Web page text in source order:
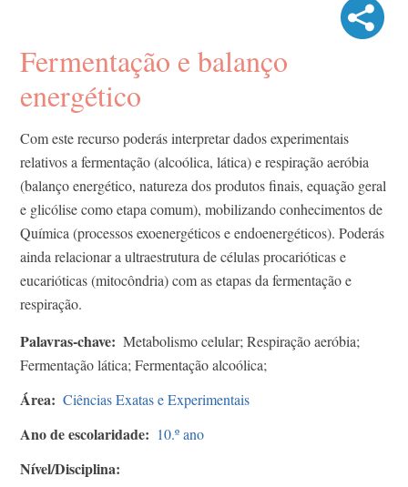
Fermentação e balanço
energético
Com este recurso poderás interpretar dados experimentais
relativos a fermentação (alcoólica, lática) e respiração aeróbia
(balanço energético, natureza dos produtos finais, equação geral
e glicólise como etapa comum), mobilizando conhecimentos de
Química (processos exoenergéticos e endoenergéticos). Poderás
ainda relacionar a ultraestrutura de células procarióticas e
eucarióticas (mitocôndria) com as etapas da fermentação e
respiração.
Palavras-chave
Metabolismo celular; Respiração aeróbia;
Fermentação lática; Fermentação alcoólica;
Área Ciências Exatas e Experimentais
Ano de escolaridade 10.º ano
Nível/Disciplina